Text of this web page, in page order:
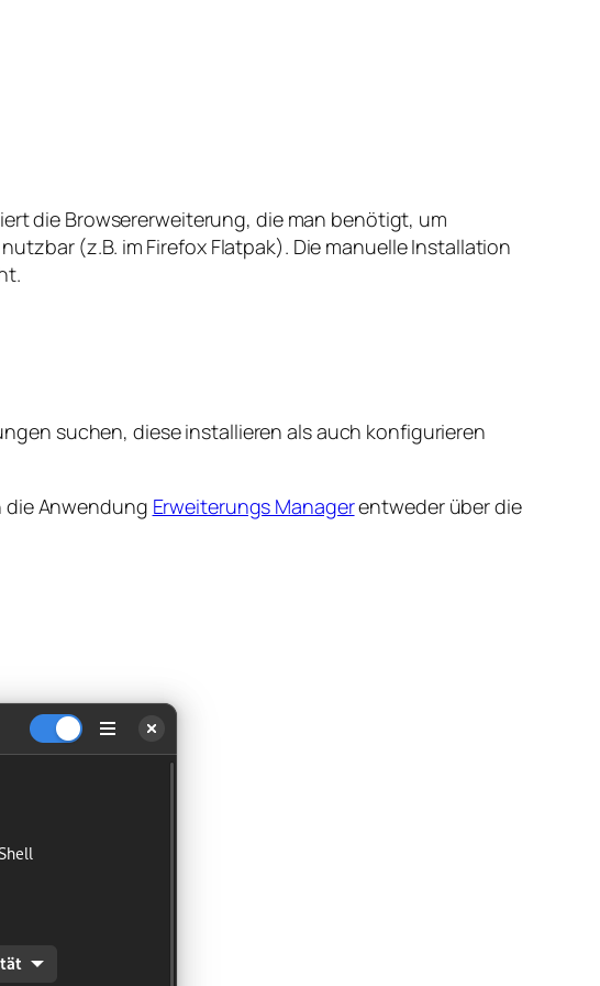
die Browsererweiterung, die man benötigt, um
(z.B. im Firefox Flatpak). Die manuelle Installation
suchen, diese installieren als auch konfigurieren
die Anwendung Erweiterungs Managerentweder über die